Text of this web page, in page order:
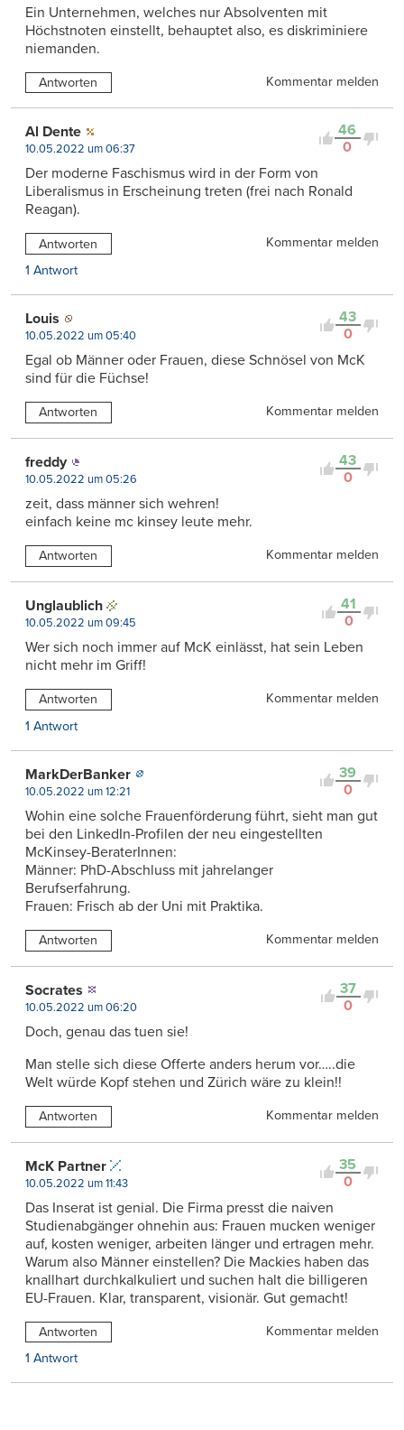
Ein Unternehmen, welches nur Absolventen mit
Höchstnoten einstellt, behauptet also, es diskriminiere
niemanden.
Antworten Kommentar melden
46
0
Al Dente
10.05.2022 um 06:37
Der moderne Faschismus wird in der Form von
Liberalismus in Erscheinung treten (frei nach Ronald
Reagan).
Antworten
Kommentar melden
1 Antwort
43
0
Louis
10.05.2022 um 05:40
Egal ob Männer oder Frauen, diese Schnösel von McK
sind für die Füchse!
Antworten Kommentar melden
43
0
freddy
10.05.2022 um 05:26
zeit, dass männer sich wehren!
einfach keine mc kinsey leute mehr.
Antworten Kommentar melden
41
0
Unglaublich
10.05.2022 um 09:45
Wer sich noch immer auf McK einlässt, hat sein Leben
nicht mehr im Griff!
Antworten
Kommentar melden
1 Antwort
39
0
MarkDerBanker
10.05.2022 um 12:21
Wohin eine solche Frauenförderung führt, sieht man gut
bei den LinkedIn-Profilen der neu eingestellten
McKinsey-BeraterInnen:
Männer: PhD-Abschluss mit jahrelanger
Berufserfahrung.
Frauen: Frisch ab der Uni mit Praktika.
Antworten Kommentar melden
37
0
Socrates
10.05.2022 um 06:20
Doch, genau das tuen sie!
Man stelle sich diese Offerte anders herum vor…..die
Welt würde Kopf stehen und Zürich wäre zu klein!!
Antworten Kommentar melden
35
0
McK Partner
10.05.2022 um 11:43
Das Inserat ist genial. Die Firma presst die naiven
Studienabgänger ohnehin aus: Frauen mucken weniger
auf, kosten weniger, arbeiten länger und ertragen mehr.
Warum also Männer einstellen? Die Mackies haben das
knallhart durchkalkuliert und suchen halt die billigeren
EU-Frauen. Klar, transparent, visionär. Gut gemacht!
Antworten
Kommentar melden
1 Antwort